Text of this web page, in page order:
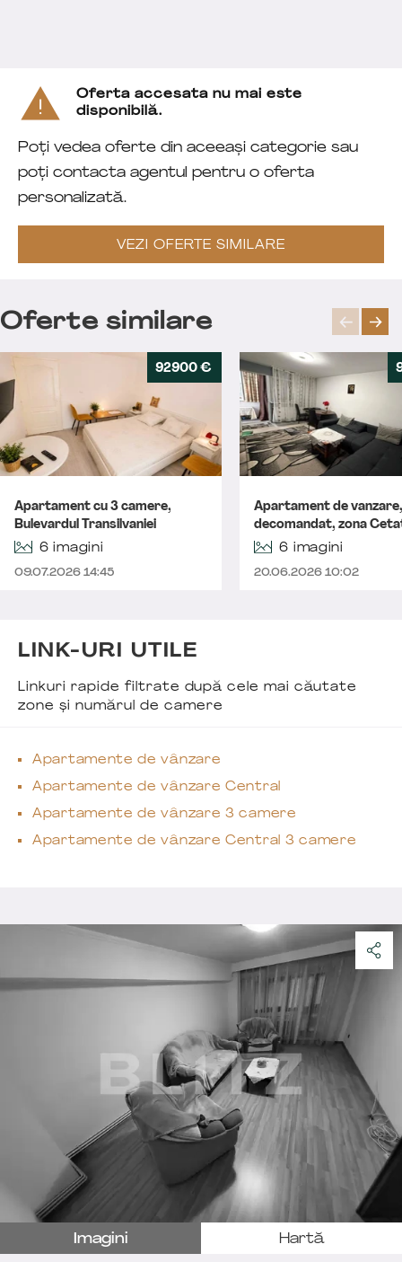
Oferta accesata nu mai este
disponibilă.
Poți vedea oferte din aceeași categorie sau
poți contacta agentul pentru o oferta
personalizată.
VEZI OFERTE SIMILARE
Oferte similare
92900 €
Apartament cu 3 camere,
Bulevardul Transilvaniei
6 imagini
09.07.2026 14:45
Apartament de
decomandat, zona
6 imagini
20.06.2026 10:02
LINK-URI UTILE
Linkuri rapide filtrate după cele mai căutate
zone și numărul de camere
Apartamente de vânzare
Apartamente de vânzare Central
Apartamente de vânzare 3 camere
Apartamente de vânzare Central 3 camere
Imagini Hartă